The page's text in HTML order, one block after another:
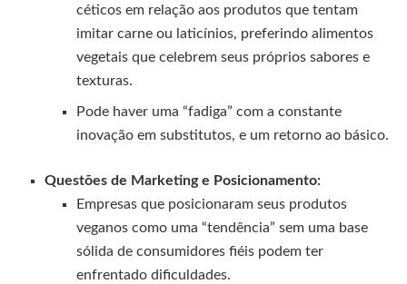
céticos em relação aos produtos que tentam
imitar carne ou laticínios, preferindo alimentos
vegetais que celebrem seus próprios sabores e
texturas.
Pode haver uma “fadiga” com a constante
inovação em substitutos, e um retorno ao básico.
Questões de Marketing e Posicionamento:
Empresas que posicionaram seus produtos
veganos como uma “tendência” sem uma base
sólida de consumidores fiéis podem ter
enfrentado dificuldades.